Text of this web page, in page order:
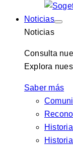
Noticias
Noticias
Consulta
Explora
Saber más